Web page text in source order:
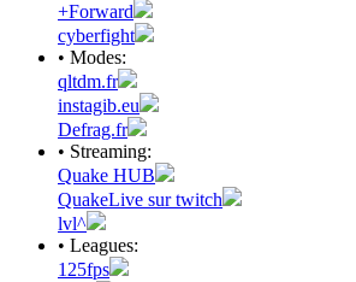
+Forward
cyberfight
• Modes:
qltdm.fr
instagib.eu
Defrag.fr
• Streaming:
Quake HUB
QuakeLive sur twitch
lvl^
• Leagues:
125fps